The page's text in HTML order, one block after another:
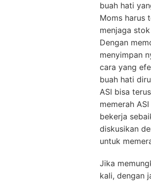
buah hati
Moms harus
menjaga
Dengan
menyimpan
cara yang
buah hati
ASI bisa
memerah
bekerja
diskusikan
untuk
Jika
kali, dengan